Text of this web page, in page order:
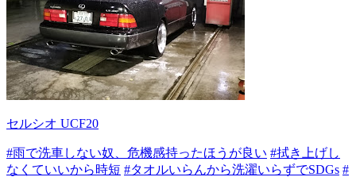
セルシオ UCF20
#雨で洗車しない奴、危機感持ったほうが良い #拭き上げし
なくていいから時短 #タオルいらんから洗濯いらずでSDGs #